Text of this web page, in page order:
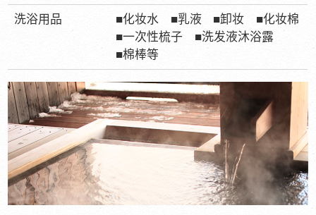
洗浴用品 ■化妆水 ■乳液 ■卸妆
■化妆棉
■一次性梳子
■洗发液沐浴露
■棉棒等